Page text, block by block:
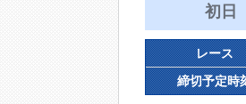
初日
レース
締切予定時